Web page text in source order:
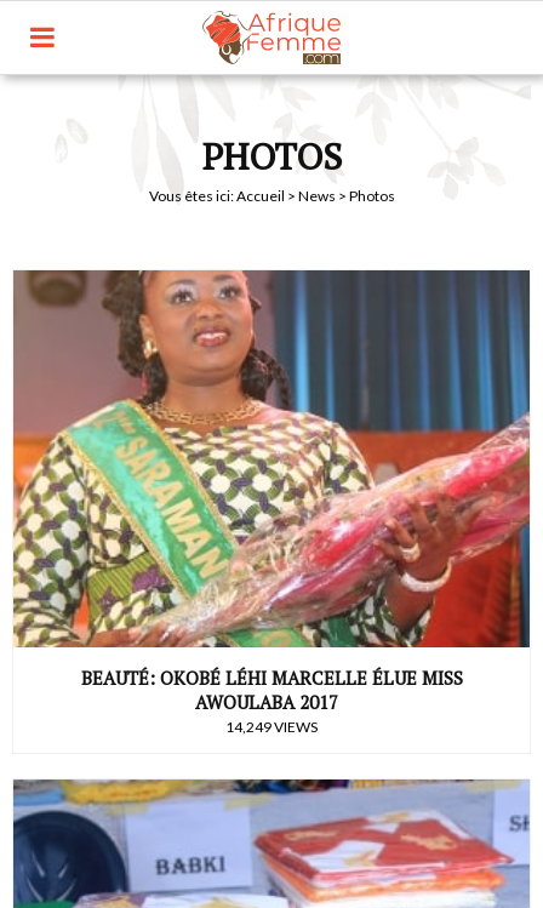
PHOTOS
Vous êtes ici:Accueil > News > Photos
BEAUTÉ: OKOBÉ LÉHI MARCELLE ÉLUE MISS
AWOULABA 2017
14,249 VIEWS